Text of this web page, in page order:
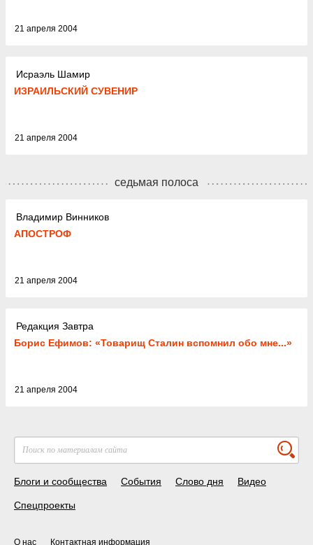
21 апреля 2004
Исраэль Шамир
ИЗРАИЛЬСКИЙ СУВЕНИР
21 апреля 2004
седьмая полоса
Владимир Винников
АПОСТРОФ
21 апреля 2004
Редакция Завтра
Борис Ефимов: «Товарищ Сталин вспомнил обо мне...»
21 апреля 2004
Блоги и сообщества События Слово дня Видео
Спецпроекты
О нас Контактная информация